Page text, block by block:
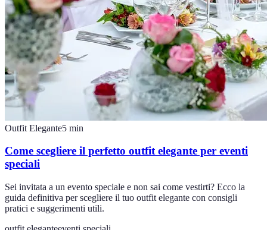
Outfit Elegante5 min
Come scegliere il perfetto outfit elegante per eventi
speciali
Sei invitata a un evento speciale e non sai come vestirti? Ecco la
guida definitiva per scegliere il tuo outfit elegante con consigli
pratici e suggerimenti utili.